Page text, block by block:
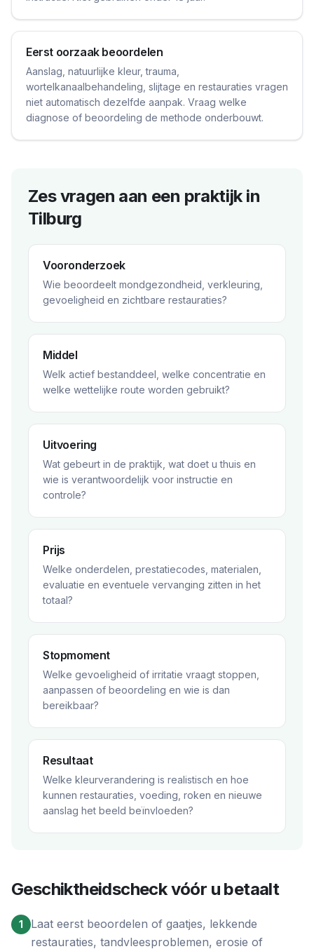
Eerst oorzaak beoordelen
Aanslag, natuurlijke kleur, trauma,
wortelkanaalbehandeling, slijtage en restauraties vragen
niet automatisch dezelfde aanpak. Vraag welke
diagnose of beoordeling de methode onderbouwt.
Zes vragen aan een praktijk in
Tilburg
Vooronderzoek
Wie beoordeelt mondgezondheid, verkleuring,
gevoeligheid en zichtbare restauraties?
Middel
Welk actief bestanddeel, welke concentratie en
welke wettelijke route worden gebruikt?
Uitvoering
Wat gebeurt in de praktijk, wat doet u thuis en
wie is verantwoordelijk voor instructie en
controle?
Prijs
Welke onderdelen, prestatiecodes, materialen,
evaluatie en eventuele vervanging zitten in het
totaal?
Stopmoment
Welke gevoeligheid of irritatie vraagt stoppen,
aanpassen of beoordeling en wie is dan
bereikbaar?
Resultaat
Welke kleurverandering is realistisch en hoe
kunnen restauraties, voeding, roken en nieuwe
aanslag het beeld beïnvloeden?
Geschiktheidscheck vóór u betaalt
1
Laat eerst beoordelen of gaatjes, lekkende
restauraties, tandvleesproblemen, erosie of